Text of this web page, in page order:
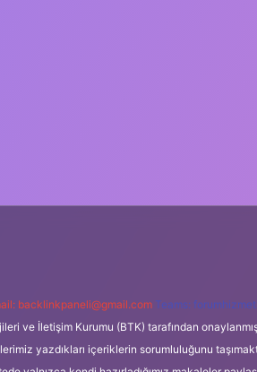
backlinkpaneli@gmail.com Teams:
ve İletişim Kurumu (BTK) tarafından
yazdıkları içeriklerin sorumluluğunu